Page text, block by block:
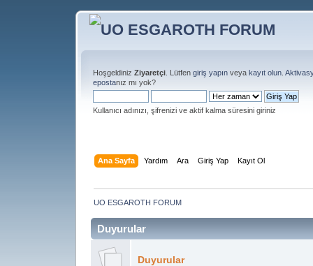
Hoşgeldiniz Ziyaretçi . Lütfen giriş yapın veya kayıt olun
epostanız mı yok?
Kullanıcı adınızı, şifrenizi ve aktif kalma süresini giriniz
Ana Sayfa Yardım Ara Giriş Yap Kayıt Ol
UO ESGAROTH FORUM
Duyurular
Duyurular